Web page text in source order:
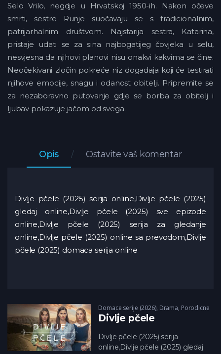
Selo Vrilo, negdje u Hrvatskoj 1950-ih. Nakon očeve
smrti, sestre Runje suočavaju se s tradicionalnim,
patrijarhalnim društvom. Najstarija sestra, Katarina,
pristaje udati se za sina najbogatijeg čovjeka u selu,
nesvjesna da njihovi planovi nisu onakvi kakvima se čine.
Neočekivani zločin pokreće niz događaja koji će testirati
njihove emocije, snagu i odanost obitelji. Pripremite se
za nezaboravno putovanje gdje se borba za obitelj i
ljubav pokazuje jačom od svega.
Opis Ostavite vaš komentar
Divlje pčele (2025) serija online,Divlje pčele (2025)
gledaj online,Divlje pčele (2025) sve epizode
online,Divlje pčele (2025) serija za gledanje
online,Divlje pčele (2025) online sa prevodom,Divlje
pčele (2025) domaca serija online
Domace serije (2026), Drama, Porodicne
Divlje pčele
Divlje pčele (2025) serija
online,Divlje pčele (2025) gledaj